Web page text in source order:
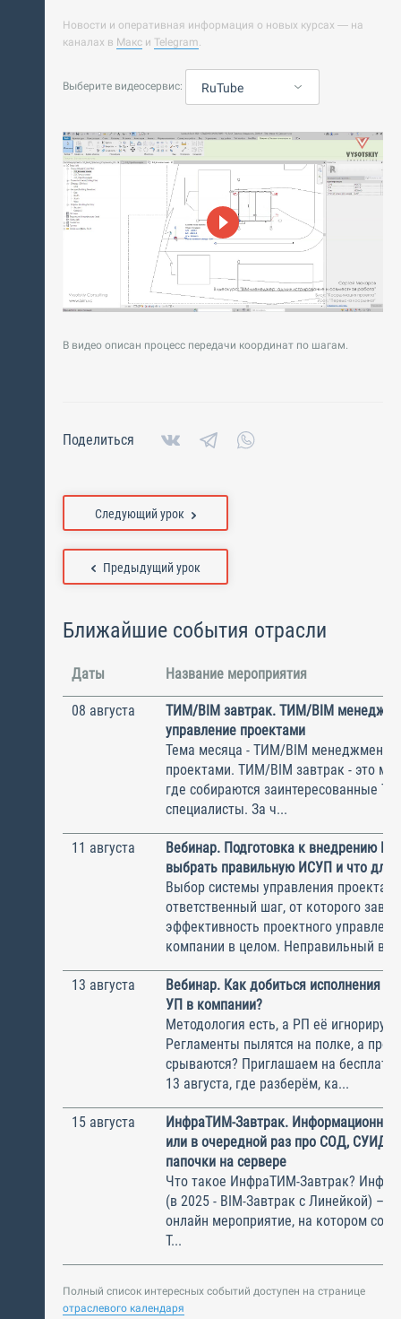
Новости и оперативная информация о новых курсах — на
каналах в Макс и Telegram.
Выберите видеосервис: RuTube
В видео описан процесс передачи координат по шагам.
Поделиться
Предыдущий урок
Следующий урок
Ближайшие события отрасли
Даты Название мероприятия
08 августа
ТИМ/BIM завтрак. ТИМ/BIM
управление проектами
Тема месяца - ТИМ/BIM менеджмент и
проектами. ТИМ/BIM завтрак - это
где собираются заинтересованные
специалисты. За ч...
11 августа
Вебинар. Подготовка к внедрению
выбрать правильную ИСУП и что для
Выбор системы управления
ответственный шаг, от которого
эффективность проектного
компании в целом. Неправильный
13 августа
Вебинар. Как добиться исполнения
УП в компании?
Методология есть, а РП её
Регламенты пылятся на полке, а
срываются? Приглашаем на
13 августа, где разберём, ка...
15 августа
ИнфраТИМ-Завтрак.
или в очередной раз про СОД, СУИД и
папочки на сервере
Что такое ИнфраТИМ-Завтрак?
(в 2025 - BIM-Завтрак с Линейкой) –
онлайн мероприятие, на котором
Т...
Полный список интересных событий доступен на странице
отраслевого календаря